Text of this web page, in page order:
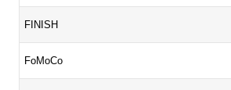
FINISH
FoMoCo